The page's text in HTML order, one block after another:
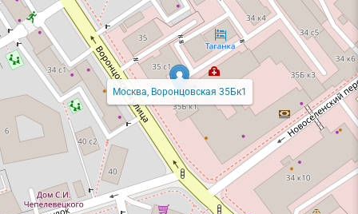
Москва, Воронцовская 35Бк1